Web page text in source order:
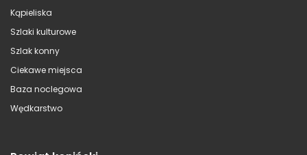
Kąpieliska
Szlaki kulturowe
Szlak konny
Ciekawe miejsca
Baza noclegowa
Wędkarstwo